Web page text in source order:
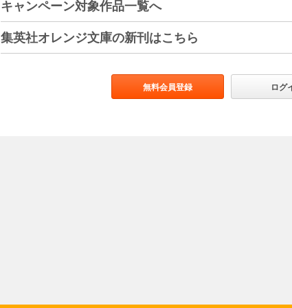
キャンペーン対象作品一覧へ
集英社オレンジ文庫の新刊はこちら
無料会員登録 ログ